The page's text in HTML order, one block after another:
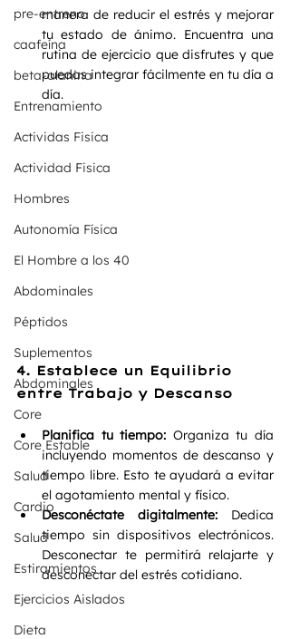
pre-entreno
caafeína
beta-alanina
Entrenamiento
Actividas Fisica
Actividad Fisica
Hombres
Autonomía Física
El Hombre a los 40
Abdominales
Péptidos
Suplementos
Abdominales
Core
Core Estable
Salud
Cardio
Salud
Estiramientos
Ejercicios Aislados
Dieta
manera de reducir el estrés y mejorar
tu estado de ánimo. Encuentra una
rutina de ejercicio que disfrutes y que
puedas integrar fácilmente en tu día a
día.
4. Establece un Equilibrio
entre Trabajo y Descanso
Planifica tu tiempo: Organiza tu día
incluyendo momentos de descanso y
tiempo libre. Esto te ayudará a evitar
el agotamiento mental y físico.
Desconéctate digitalmente: Dedica
tiempo sin dispositivos electrónicos.
Desconectar te permitirá relajarte y
desconectar del estrés cotidiano.